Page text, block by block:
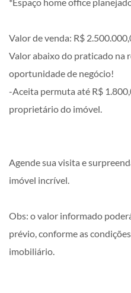
Valor de venda: R$
Valor abaixo do praticado na
oportunidade de negócio!
-Aceita permuta até R$
proprietário do imóvel.
Agende sua visita e
imóvel incrível.
Obs: o valor informado
prévio, conforme as
imobiliário.